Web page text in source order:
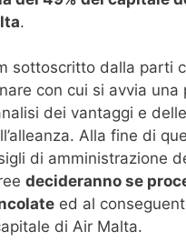
.
sottoscritto dalla parti
con cui si avvia una
dei vantaggi e delle
Alla fine di
di amministrazione
decideranno se
ed al
di Air Malta.